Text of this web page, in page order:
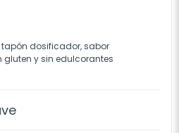
dosificador, sabor
y sin edulcorantes